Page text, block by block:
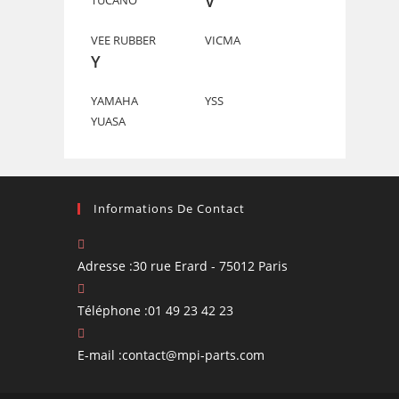
VEE RUBBER VICMA
Y
YAMAHA
YSS
YUASA
Informations De Contact
Adresse :30 rue Erard - 75012 Paris
Téléphone :01 49 23 42 23
E-mail :contact@mpi-parts.com